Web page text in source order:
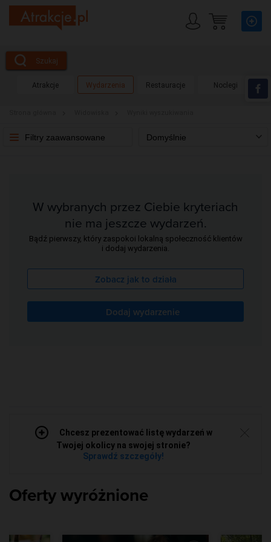
Szukaj
Atrakcje Wydarzenia Restauracje Noclegi
Filtry zaawansowane Domyślnie
W wybranych przez Ciebie kryteriach
nie ma jeszcze wydarzeń.
Bądź pierwszy, który zaspokoi lokalną społeczność klientów
i dodaj wydarzenia.
Zobacz jak to działa
Dodaj wydarzenie
Chcesz prezentować listę wydarzeń w
Twojej okolicy na swojej stronie?
Sprawdź szczegóły!
Oferty wyróżnione